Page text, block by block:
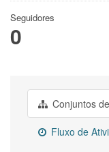
Seguidores
0
Conjuntos
Fluxo de